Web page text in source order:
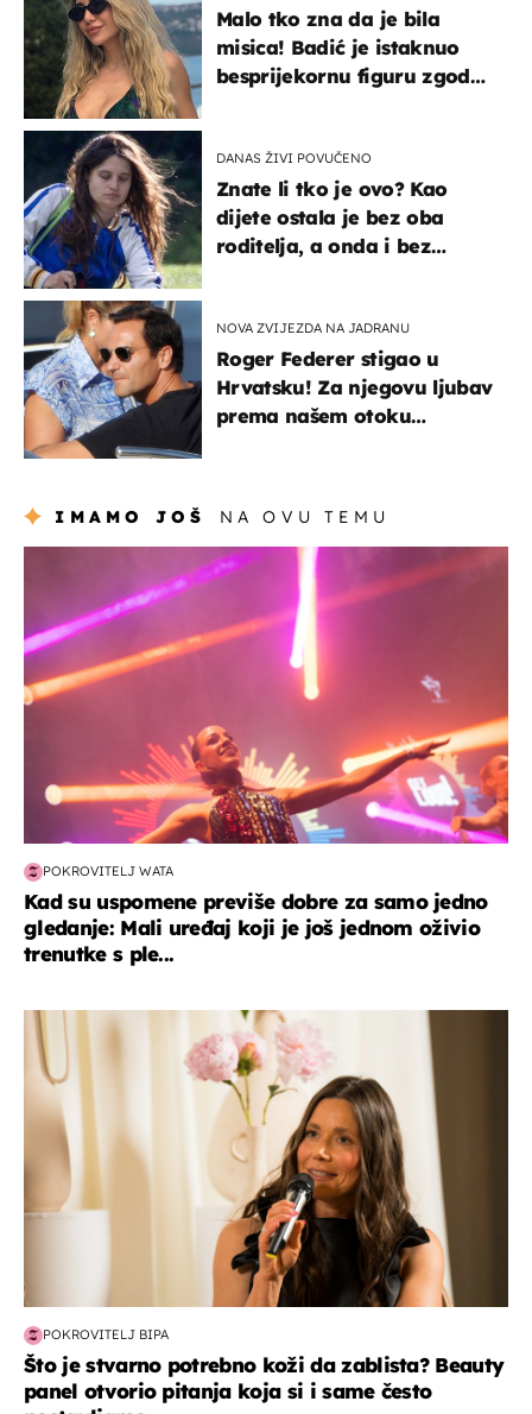
Malo tko zna da je bila
misica! Badić je istaknuo
besprijekornu figuru zgodne
DANAS ŽIVI POVUČENO
Znate li tko je ovo? Kao
dijete ostala je bez oba
roditelja, a onda i bez
NOVA ZVIJEZDA NA JADRANU
Roger Federer stigao u
Hrvatsku! Za njegovu ljubav
prema našem otoku
IMAMO JOŠ NA OVU TEMU
POKROVITELJ WATA
Kad su uspomene previše dobre za samo jedno
gledanje: Mali uređaj koji je još jednom oživio
trenutke s ple...
moda & ljepota
POKROVITELJ BIPA
Što je stvarno potrebno koži da zablista? Beauty
panel otvorio pitanja koja si i same često